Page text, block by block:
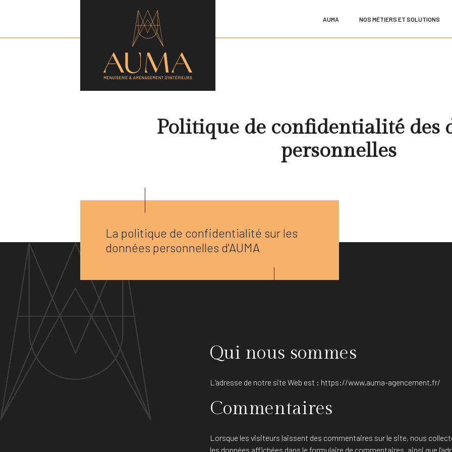
AUMA NOS MÉTIERS ET SOLUTIONS
Politique de confidentialité des
personnelles
La politique de confidentialité sur les
données personnelles d'AUMA
Qui nous sommes
L’adresse de notre site Web est : https://www.auma-agencement.fr/
Commentaires
Lorsque les visiteurs laissent des commentaires sur le site, nous
les données affichées dans le formulaire de commentaires, ainsi que